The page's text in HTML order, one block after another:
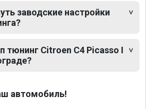
заводские настройки
тюнинг Citroen C4 Picasso I
автомобиль!